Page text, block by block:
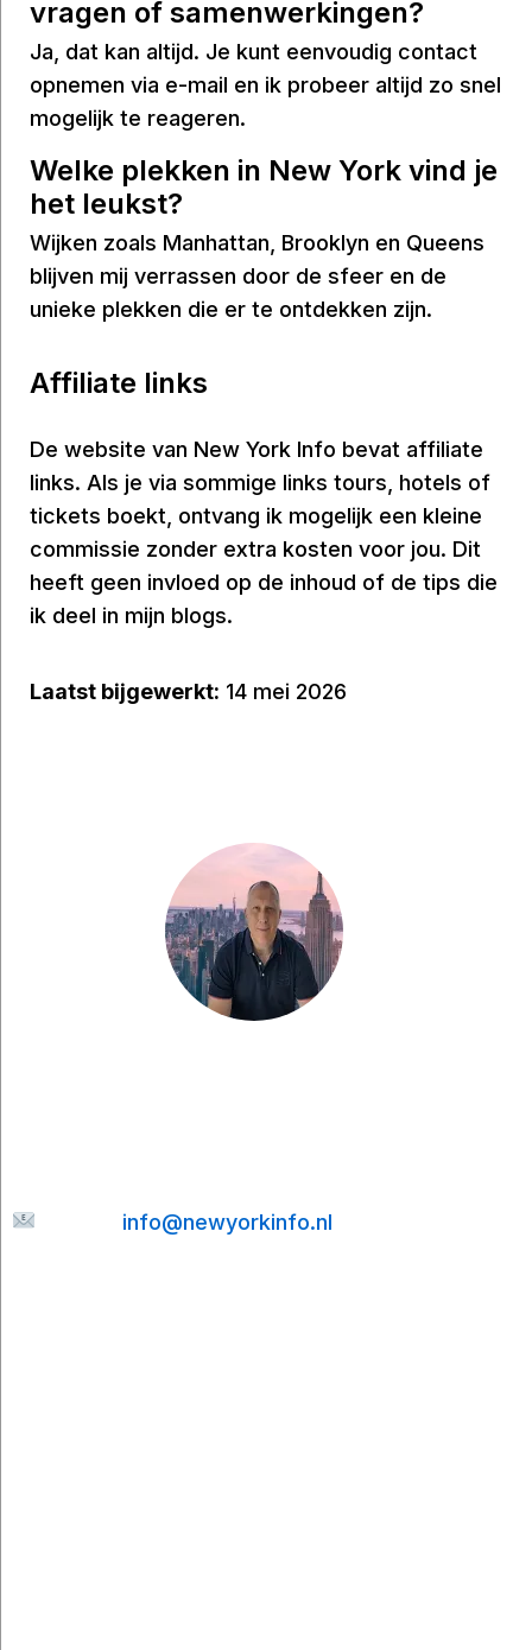
vragen of samenwerkingen?
Ja, dat kan altijd. Je kunt eenvoudig contact
opnemen via e-mail en ik probeer altijd zo snel
mogelijk te reageren.
Welke plekken in New York vind je
het leukst?
Wijken zoals Manhattan, Brooklyn en Queens
blijven mij verrassen door de sfeer en de
unieke plekken die er te ontdekken zijn.
Affiliate links
De website van New York Info bevat affiliate
links. Als je via sommige links tours, hotels of
tickets boekt, ontvang ik mogelijk een kleine
commissie zonder extra kosten voor jou. Dit
heeft geen invloed op de inhoud of de tips die
ik deel in mijn blogs.
Laatst bijgewerkt: 14 mei 2026
info@newyorkinfo.nl